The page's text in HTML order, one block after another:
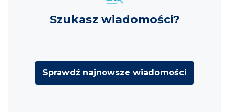
Szukasz wiadomości?
Sprawdź najnowsze wiadomości